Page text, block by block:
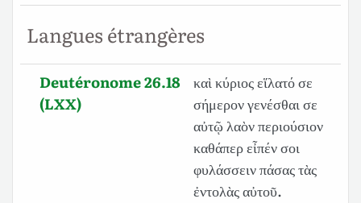
Langues étrangères
Deutéronome 26.18
(LXX)
καὶ κύριος εἵλατό σε
σήμερον γενέσθαι σε
αὐτῷ λαὸν περιούσιον
καθάπερ εἶπέν σοι
φυλάσσειν πάσας τὰς
ἐντολὰς αὐτοῦ.